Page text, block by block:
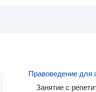
Правоведение для
Занятие с